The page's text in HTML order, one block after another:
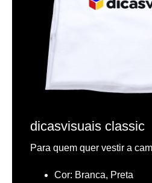
dicasvisuais classic
Para quem quer vestir a
Cor: Branca, Preta